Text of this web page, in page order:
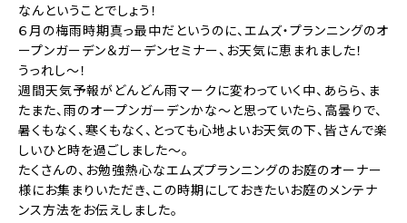
なんということでしょう！
６月の梅雨時期真っ最中だというのに、エムズ・プランニングのオ
ープンガーデン＆ガーデンセミナー、お天気に恵まれました！
うっれし〜！
週間天気予報がどんどん雨マークに変わっていく中、あらら、ま
たまた、雨のオープンガーデンかな〜と思っていたら、高曇りで、
暑くもなく、寒くもなく、とっても心地よいお天気の下、皆さんで楽
しいひと時を過ごしました〜。
たくさんの、お勉強熱心なエムズプランニングのお庭のオーナー
様にお集まりいただき、この時期にしておきたいお庭のメンテナ
ンス方法をお伝えしました。